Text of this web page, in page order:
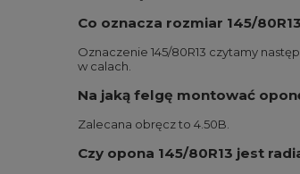
Co oznacza rozmiar 145/
Oznaczenie 145/80R13 czytamy
w calach.
Na jaką felgę montować
Zalecana obręcz to 4.50B.
Czy opona 145/80R13 jest